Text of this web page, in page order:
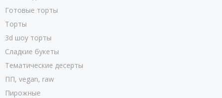
Готовые торты
Торты
3d шоу торты
Сладкие букеты
Тематические десерты
ПП, vegan, raw
Пирожные